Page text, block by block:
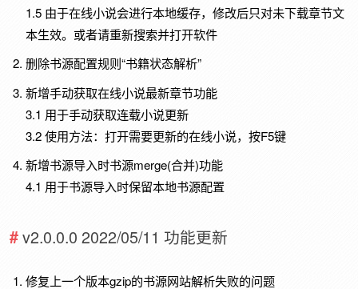
1.5 由于在线小说会进行本地缓存，修改后只对未下载章节文
本生效。或者请重新搜索并打开软件
删除书源配置规则“书籍状态解析”
新增手动获取在线小说最新章节功能
3.1 用于手动获取连载小说更新
3.2 使用方法：打开需要更新的在线小说，按F5键
新增书源导入时书源merge(合并)功能
4.1 用于书源导入时保留本地书源配置
v2.0.0.0 2022/05/11 功能更新
修复上一个版本gzip的书源网站解析失败的问题